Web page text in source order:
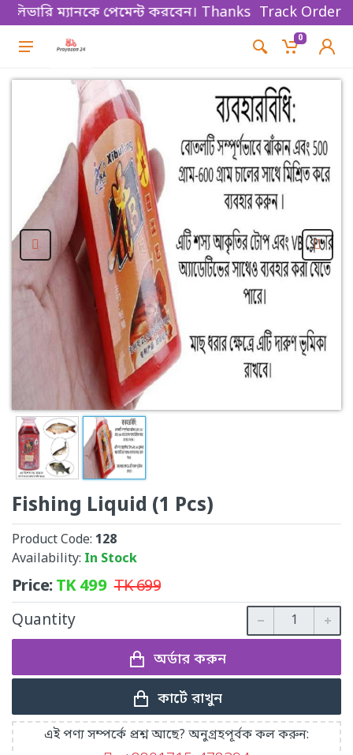
ম্যানকে পেমেন্ট করবেন। Thanks for shopping!
Track Order
0
Fishing Liquid (1 Pcs)
Product Code: 128
Availability: In Stock
Price:TK499 TK699
Quantity
অর্ডার করুন
কার্টে রাখুন
এই পণ্য সম্পর্কে প্রশ্ন আছে? অনুগ্রহপূর্বক কল করুন: